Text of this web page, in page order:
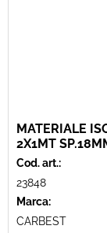
MATERIALE
2X1MT
Cod. art.:
23848
Marca:
CARBEST